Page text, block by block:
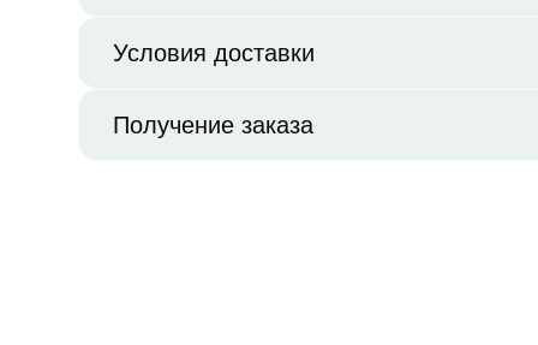
Условия доставки
Получение заказа